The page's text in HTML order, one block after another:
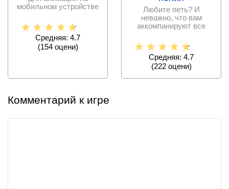
мобильном устройстве
знаний и
Средняя: 4.7
(154оцени)
Любите петь? И
неважно, что вам
аккомпанируют все
Скачайте это
Средняя: 4.7
(222оцени)
Комментарий к игре